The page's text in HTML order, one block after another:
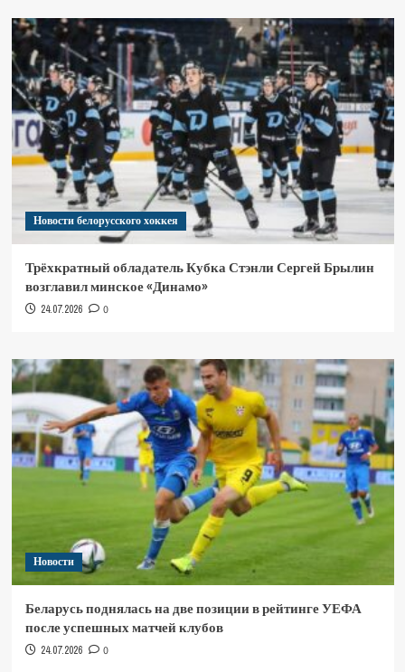
Новости белорусского хоккея
Трёхкратный обладатель Кубка Стэнли Сергей Брылин
возглавил минское «Динамо»
24.07.2026 0
Новости
Беларусь поднялась на две позиции в рейтинге УЕФА
после успешных матчей клубов
24.07.2026 0